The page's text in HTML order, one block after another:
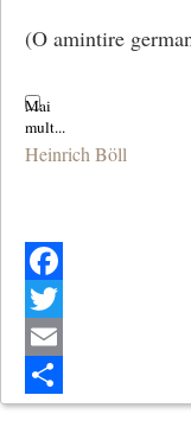
(O amintire
Heinrich Böll
Facebook
Twitter
Email
Share